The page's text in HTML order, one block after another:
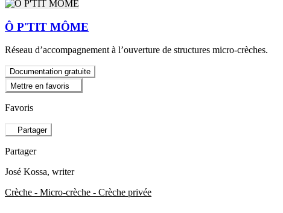
Ô P'TIT MÔME
Réseau d’accompagnement à l’ouverture de structures micro-crèches.
Documentation gratuite
Mettre en favoris
Favoris
Partager
Partager
José Kossa, writer
Crèche - Micro-crèche - Crèche privée